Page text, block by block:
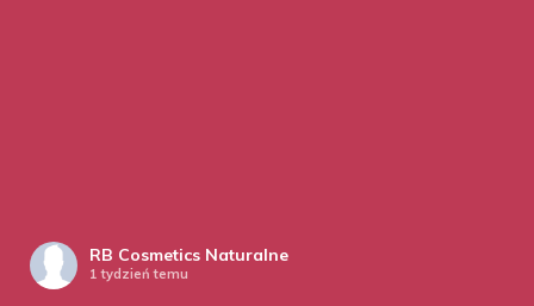
RB Cosmetics Naturalne
1 tydzień temu